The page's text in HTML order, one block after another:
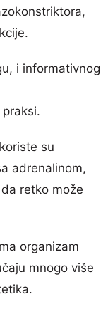
i informativnog
su
adrenalinom,
retko može
organizam
mnogo više